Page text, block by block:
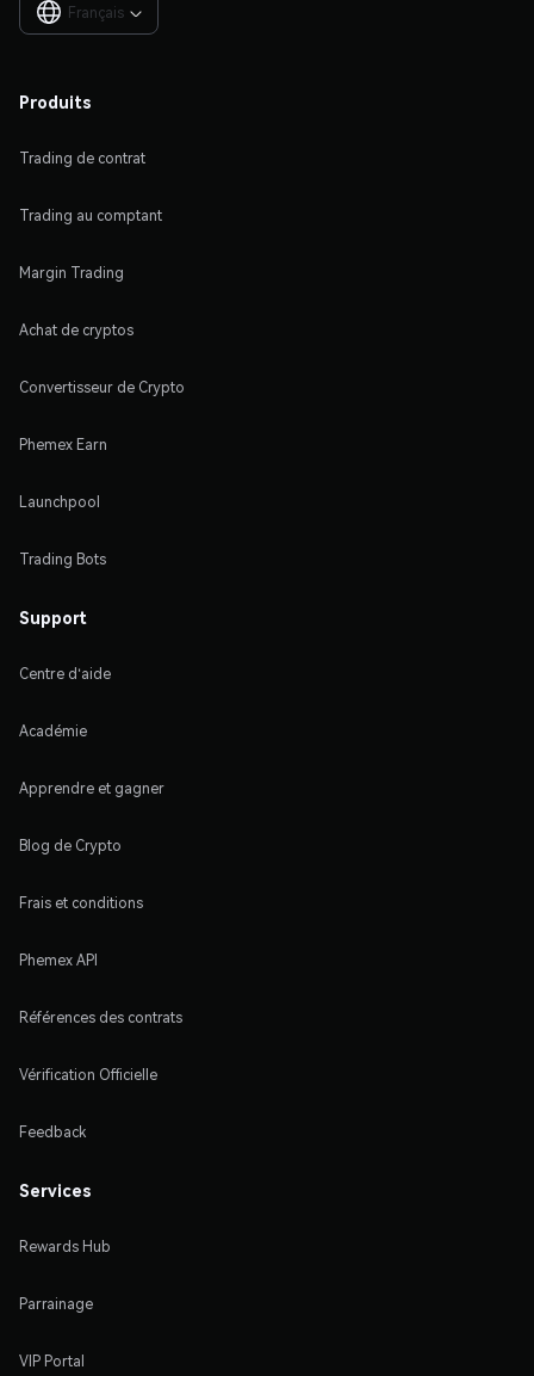
Français 
Produits
Trading de contrat
Trading au comptant
Margin Trading
Achat de cryptos
Convertisseur de Crypto
Phemex Earn
Launchpool
Trading Bots
Support
Centre d'aide
Académie
Apprendre et gagner
Blog de Crypto
Frais et conditions
Phemex API
Références des contrats
Vérification Officielle
Feedback
Services
Rewards Hub
Parrainage
VIP Portal